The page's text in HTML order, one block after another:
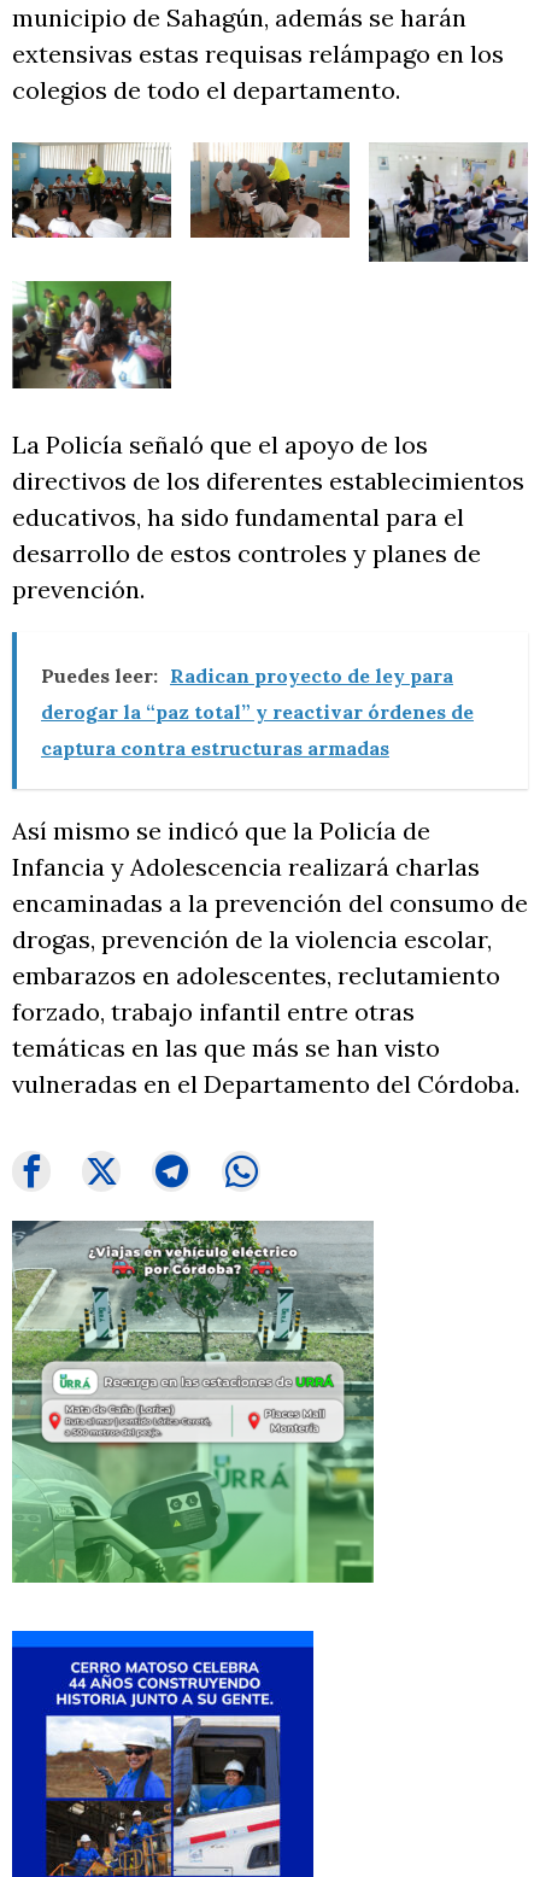
municipio de Sahagún, además se harán
extensivas estas requisas relámpago en los
colegios de todo el departamento.
La Policía señaló que el apoyo de los
directivos de los diferentes establecimientos
educativos, ha sido fundamental para el
desarrollo de estos controles y planes de
prevención.
Puedes leer: Radican proyecto de ley para
derogar la “paz total” y reactivar órdenes de
captura contra estructuras armadas
Así mismo se indicó que la Policía de
Infancia y Adolescencia realizará charlas
encaminadas a la prevención del consumo de
drogas, prevención de la violencia escolar,
embarazos en adolescentes, reclutamiento
forzado, trabajo infantil entre otras
temáticas en las que más se han visto
vulneradas en el Departamento del Córdoba.